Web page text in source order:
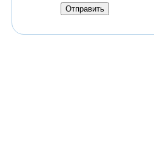
Отправить